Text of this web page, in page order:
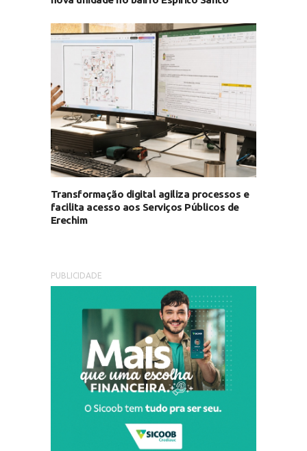
Transformação digital agiliza processos e
facilita acesso aos Serviços Públicos de
Erechim
PUBLICIDADE